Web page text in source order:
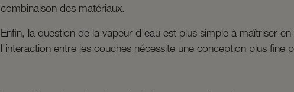
combinaison des matériaux.
Enfin, la question de la vapeur d'eau est plus simple à maîtriser
l'interaction entre les couches nécessite une conception plus